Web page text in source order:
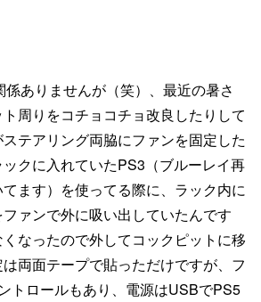
係ありませんが（笑）、最近の暑さ
周りをコチョコチョ改良したりして
テアリング両脇にファンを固定した
クに入れていたPS3（ブルーレイ再
ます）を使ってる際に、ラック内に
ァンで外に吸い出していたんです
なったので外してコックピットに移
両面テープで貼っただけですが、フ
トロールもあり、電源はUSBでPS5